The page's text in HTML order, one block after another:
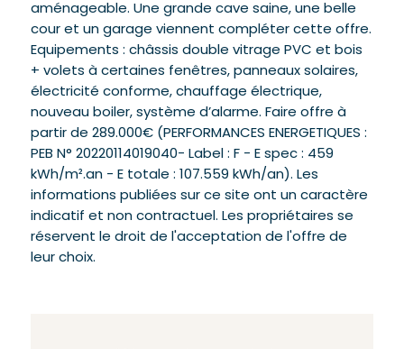
aménageable. Une grande cave saine, une belle
cour et un garage viennent compléter cette offre.
Equipements : châssis double vitrage PVC et bois
+ volets à certaines fenêtres, panneaux solaires,
électricité conforme, chauffage électrique,
nouveau boiler, système d’alarme. Faire offre à
partir de 289.000€ (PERFORMANCES ENERGETIQUES :
PEB N° 20220114019040- Label : F - E spec : 459
kWh/m².an - E totale : 107.559 kWh/an). Les
informations publiées sur ce site ont un caractère
indicatif et non contractuel. Les propriétaires se
réservent le droit de l'acceptation de l'offre de
leur choix.